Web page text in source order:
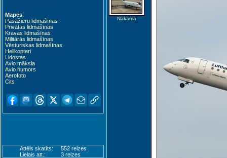
Mapes:
Pasažieru lidmašīnas
Privātās lidmašīnas
Kravas lidmašīnas
Militārās lidmašīnas
Vēsturiskas lidmašīnas
Helikopteri
Lidostas
Avio māksla
Avio humors
Aerofoto
Cits
Attēls skatīts:
552 reizes
Lielais att.:
3 reizes
Nākamā